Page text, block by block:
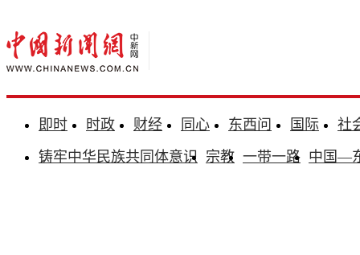
即时 时政 财经 同心 东西问 国际
社
铸牢中华民族共同体意识 宗教 一带一路 中国—